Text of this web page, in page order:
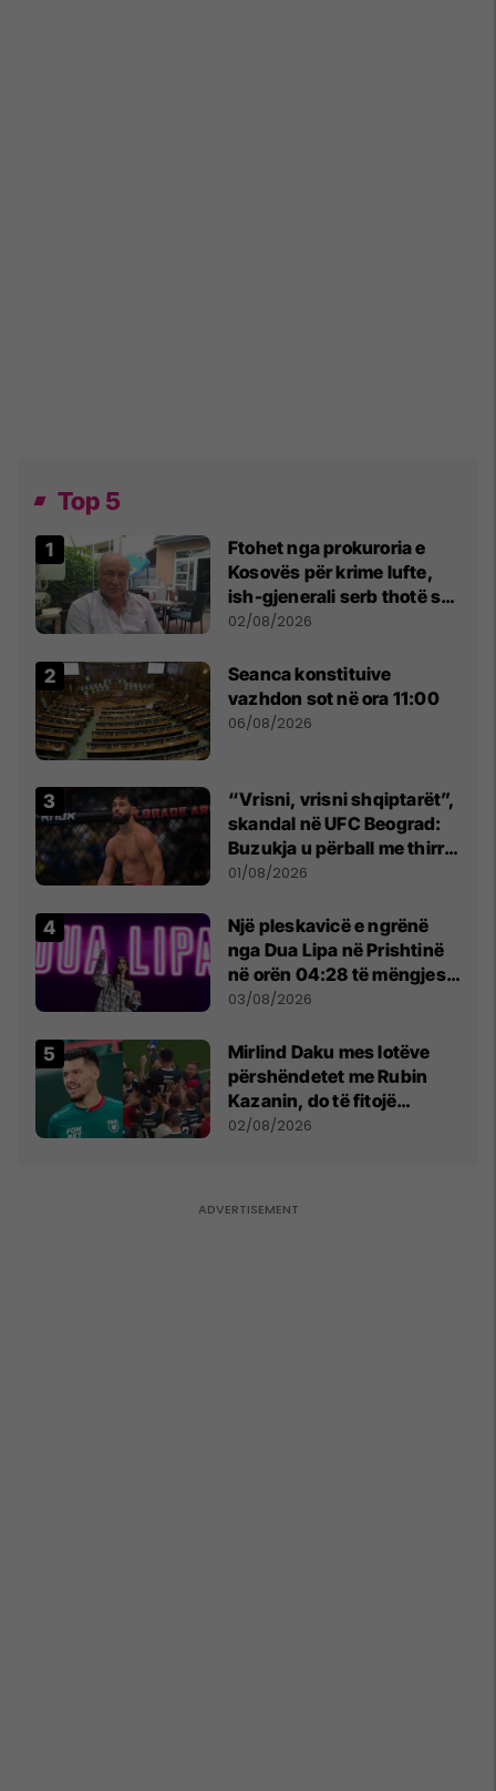
Top 5
Ftohet nga prokuroria e
Kosovës për krime lufte,
ish-gjenerali serb thotë se
dikush e tradhtoi në
02/08/2026
Seanca konstituive
vazhdon sot në ora 11:00
06/08/2026
“Vrisni, vrisni shqiptarët”,
skandal në UFC Beograd:
Buzukja u përball me thirrje
anti-shqiptare nga
01/08/2026
Një pleskavicë e ngrënë
nga Dua Lipa në Prishtinë
në orën 04:28 të mëngjesit
- dhe bota digjitale serbe
03/08/2026
Mirlind Daku mes lotëve
përshëndetet me Rubin
Kazanin, do të fitojë
miliona te Spartak Moska
02/08/2026